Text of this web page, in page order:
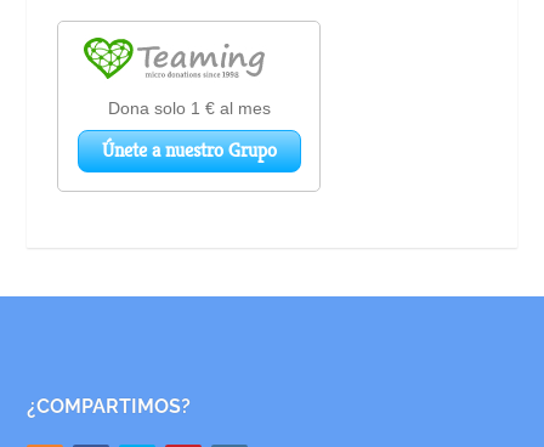
¿COMPARTIMOS?